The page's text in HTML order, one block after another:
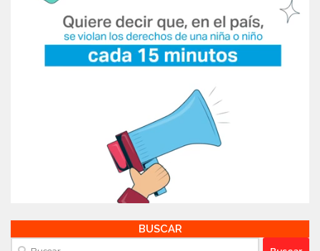
BUSCAR
Buscar: